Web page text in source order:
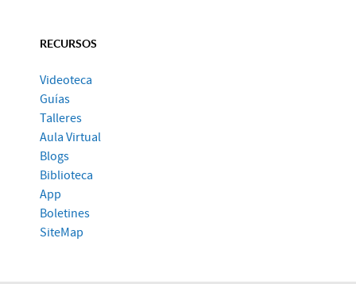
RECURSOS
Videoteca
Guías
Talleres
Aula Virtual
Blogs
Biblioteca
App
Boletines
SiteMap